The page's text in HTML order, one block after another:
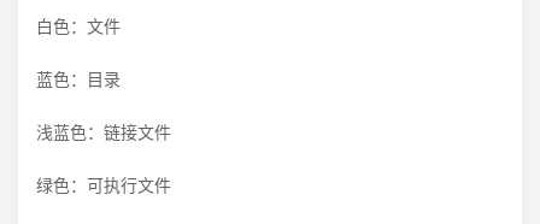
白色：文件
蓝色：目录
浅蓝色：链接文件
绿色：可执行文件